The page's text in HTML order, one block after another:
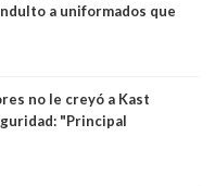
a uniformados que
no le creyó a Kast
"Principal
y levantar secreto